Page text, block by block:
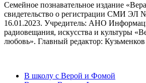
Семейное познавательное издание
свидетельство о регистрации СМИ ЭЛ
16.01.2023. Учредитель: АНО
радиовещания, искусства и культуры
любовь». Главный редактор:
В школу с Верой и Фомой